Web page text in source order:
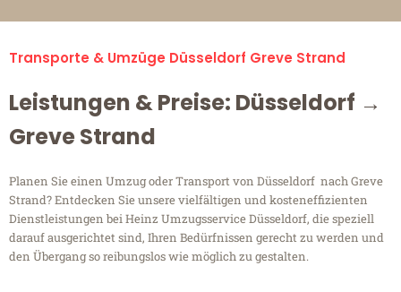
Transporte & Umzüge Düsseldorf Greve Strand
Leistungen & Preise: Düsseldorf →
Greve Strand
Planen Sie einen Umzug oder Transport von Düsseldorf nach Greve
Strand? Entdecken Sie unsere vielfältigen und kosteneffizienten
Dienstleistungen bei Heinz Umzugsservice Düsseldorf, die speziell
darauf ausgerichtet sind, Ihren Bedürfnissen gerecht zu werden und
den Übergang so reibungslos wie möglich zu gestalten.